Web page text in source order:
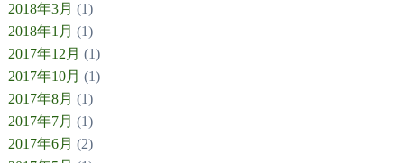
2018年3月 (1)
2018年1月 (1)
2017年12月 (1)
2017年10月 (1)
2017年8月 (1)
2017年7月 (1)
2017年6月 (2)